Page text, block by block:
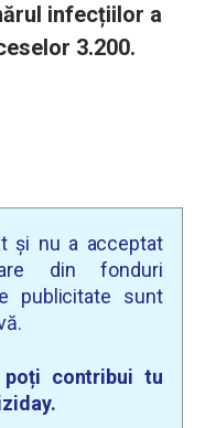
infecțiilor a
3.200.
și nu a acceptat
din fonduri
publicitate sunt
contribui tu